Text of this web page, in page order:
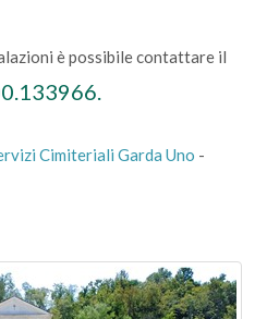
è possibile contattare il
Cimiteriali Garda Uno -